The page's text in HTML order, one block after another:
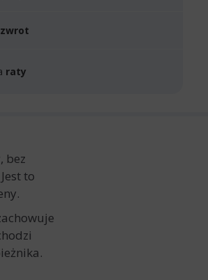
raty
bez
to